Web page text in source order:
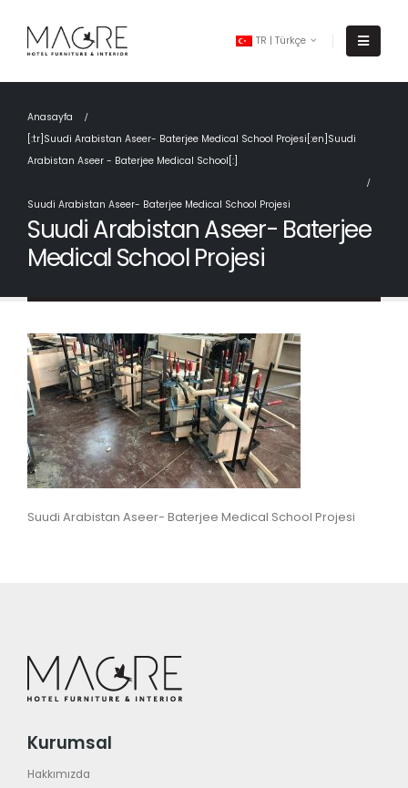
TR | Türkçe
Anasayfa
[:tr]Suudi Arabistan Aseer- Baterjee Medical School Projesi[:en]Suudi
Arabistan Aseer - Baterjee Medical School[:]
Suudi Arabistan Aseer- Baterjee Medical School Projesi
Suudi Arabistan Aseer- Baterjee
Medical School Projesi
Suudi Arabistan Aseer- Baterjee Medical School Projesi
Kurumsal
Hakkımızda